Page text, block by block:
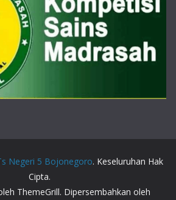
Negeri 5 Bojonegoro. Keseluruhan Hak
Cipta.
ThemeGrill. Dipersembahkan oleh